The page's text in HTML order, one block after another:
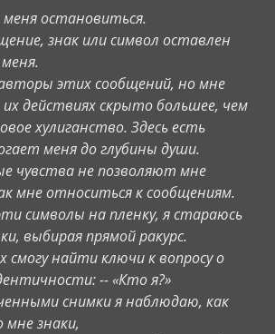
остановиться.
знак или символ оставлен
этих сообщений, но мне
действиях скрыто большее, чем
хулиганство. Здесь есть
меня до глубины души.
чувства не позволяют мне
мне относиться к сообщениям.
символы на пленку, я стараюсь
выбирая прямой ракурс.
смогу найти ключи к вопросу о
-- «Кто я?»
снимки я наблюдаю, как
знаки,